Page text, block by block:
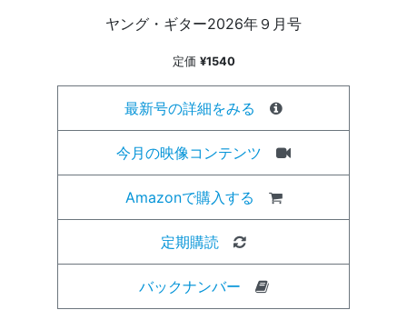
ヤング・ギター2026年９月号
定価 ¥1540
最新号の詳細をみる
今月の映像コンテンツ
Amazonで購入する
定期購読
バックナンバー